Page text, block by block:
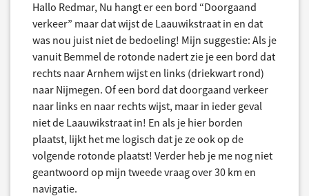
Hallo Redmar, Nu hangt er een bord “Doorgaand
verkeer” maar dat wijst de Laauwikstraat in en dat
was nou juist niet de bedoeling! Mijn suggestie: Als je
vanuit Bemmel de rotonde nadert zie je een bord dat
rechts naar Arnhem wijst en links (driekwart rond)
naar Nijmegen. Of een bord dat doorgaand verkeer
naar links en naar rechts wijst, maar in ieder geval
niet de Laauwikstraat in! En als je hier borden
plaatst, lijkt het me logisch dat je ze ook op de
volgende rotonde plaatst! Verder heb je me nog niet
geantwoord op mijn tweede vraag over 30 km en
navigatie.